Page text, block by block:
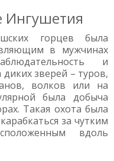
Ингушетия
горцев была
в мужчинах
и
диких зверей – туров,
волков или на
была добыча
Такая охота была
за чутким
вдоль